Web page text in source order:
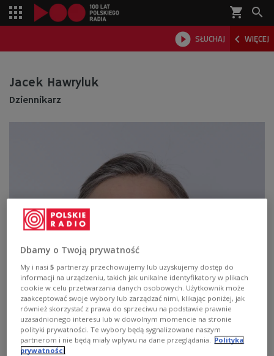
shopping_cart 
 SŁUCHAJ  WIĘCEJ

Jacek Hawryluk
Dziennikarz
Dbamy o Twoją prywatność
My i nasi5 partnerzy przechowujemy lub uzyskujemy dostęp do
informacji na urządzeniu, takich jak unikalne identyfikatory w plikach
cookie w celu przetwarzania danych osobowych. Użytkownik może
zaakceptować swoje wybory lub zarządzać nimi, klikając poniżej, jak
również skorzystać z prawa do sprzeciwu na podstawie prawnie
uzasadnionego interesu lub w dowolnym momencie na stronie
polityki prywatności. Te wybory będą sygnalizowane naszym
partnerom i nie będą miały wpływu na dane przeglądania. Polityka
prywatności